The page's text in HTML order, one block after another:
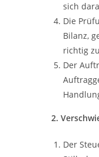
sich
Die
Bilanz,
richtig
Der
2.
Der